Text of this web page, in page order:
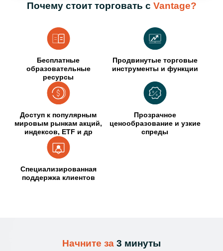
Почему стоит торговать с Vantage?
Бесплатные
образовательные
ресурсы
Продвинутые торговые
инструменты и функции
Доступ к популярным
мировым рынкам акций,
индексов, ETF и др
Прозрачное
ценообразование и узкие
спреды
Специализированная
поддержка клиентов
Начните за 3 минуты